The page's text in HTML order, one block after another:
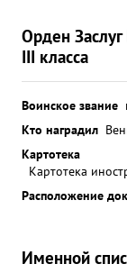
Орден
III класса
Воинское звание
Кто наградил
Картотека
Картотека
Расположение
Именной